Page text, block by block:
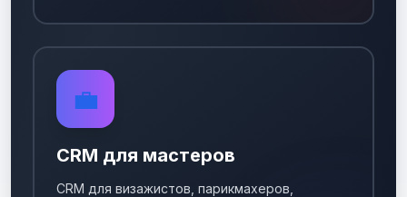
💼
CRM для мастеров
CRM для визажистов, парикмахеров,